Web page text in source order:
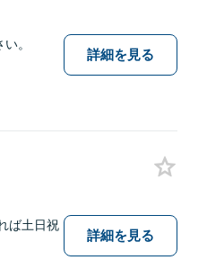
。
詳細を見る
ば土日祝
詳細を見る